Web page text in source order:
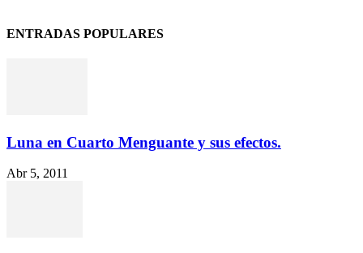
ENTRADAS POPULARES
Luna en Cuarto Menguante y sus efectos.
Abr 5, 2011